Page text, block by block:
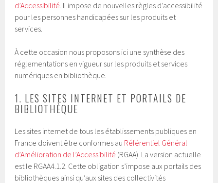
d’Accessibilité. Il impose de nouvelles règles d’accessibilité
pour les personnes handicapées sur les produits et
services.
À cette occasion nous proposons ici une synthèse des
réglementations en vigueur sur les produits et services
numériques en bibliothèque.
1. LES SITES INTERNET ET PORTAILS DE
BIBLIOTHÈQUE
Les sites internet de tous les établissements publiques en
France doivent être conformes au Référentiel Général
d’Amélioration de l’Accessibilité (RGAA). La version actuelle
est le RGAA4.1.2. Cette obligation s’impose aux portails des
bibliothèques ainsi qu’aux sites des collectivités